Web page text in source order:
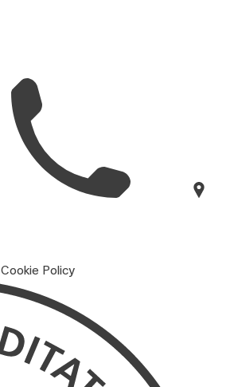
Cookie Policy